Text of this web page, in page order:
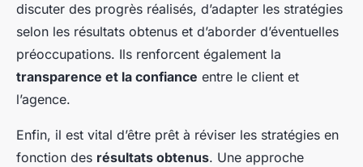
discuter des progrès réalisés, d’adapter les stratégies
selon les résultats obtenus et d’aborder d’éventuelles
préoccupations. Ils renforcent également la
transparence et la confiance entre le client et
l’agence.
Enfin, il est vital d’être prêt à réviser les stratégies en
fonction des résultats obtenus. Une approche